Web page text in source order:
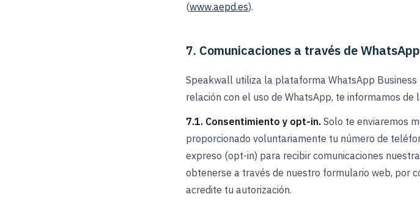
(www.aepd.es).
7. Comunicaciones a través de WhatsApp
Speakwall utiliza la plataforma WhatsApp Business
relación con el uso de WhatsApp, te informamos de
7.1. Consentimiento y opt-in. Solo te enviaremos
proporcionado voluntariamente tu número de
expreso (opt-in) para recibir comunicaciones
obtenerse a través de nuestro formulario web, por
acredite tu autorización.